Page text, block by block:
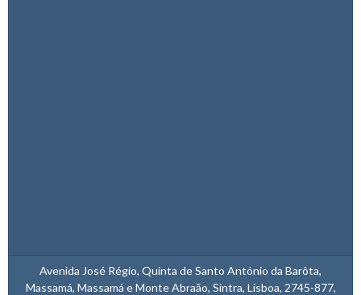
Avenida José Régio, Quinta de Santo António da Barôta,
Massamá, Massamá e Monte Abraão, Sintra, Lisboa, 2745-877,